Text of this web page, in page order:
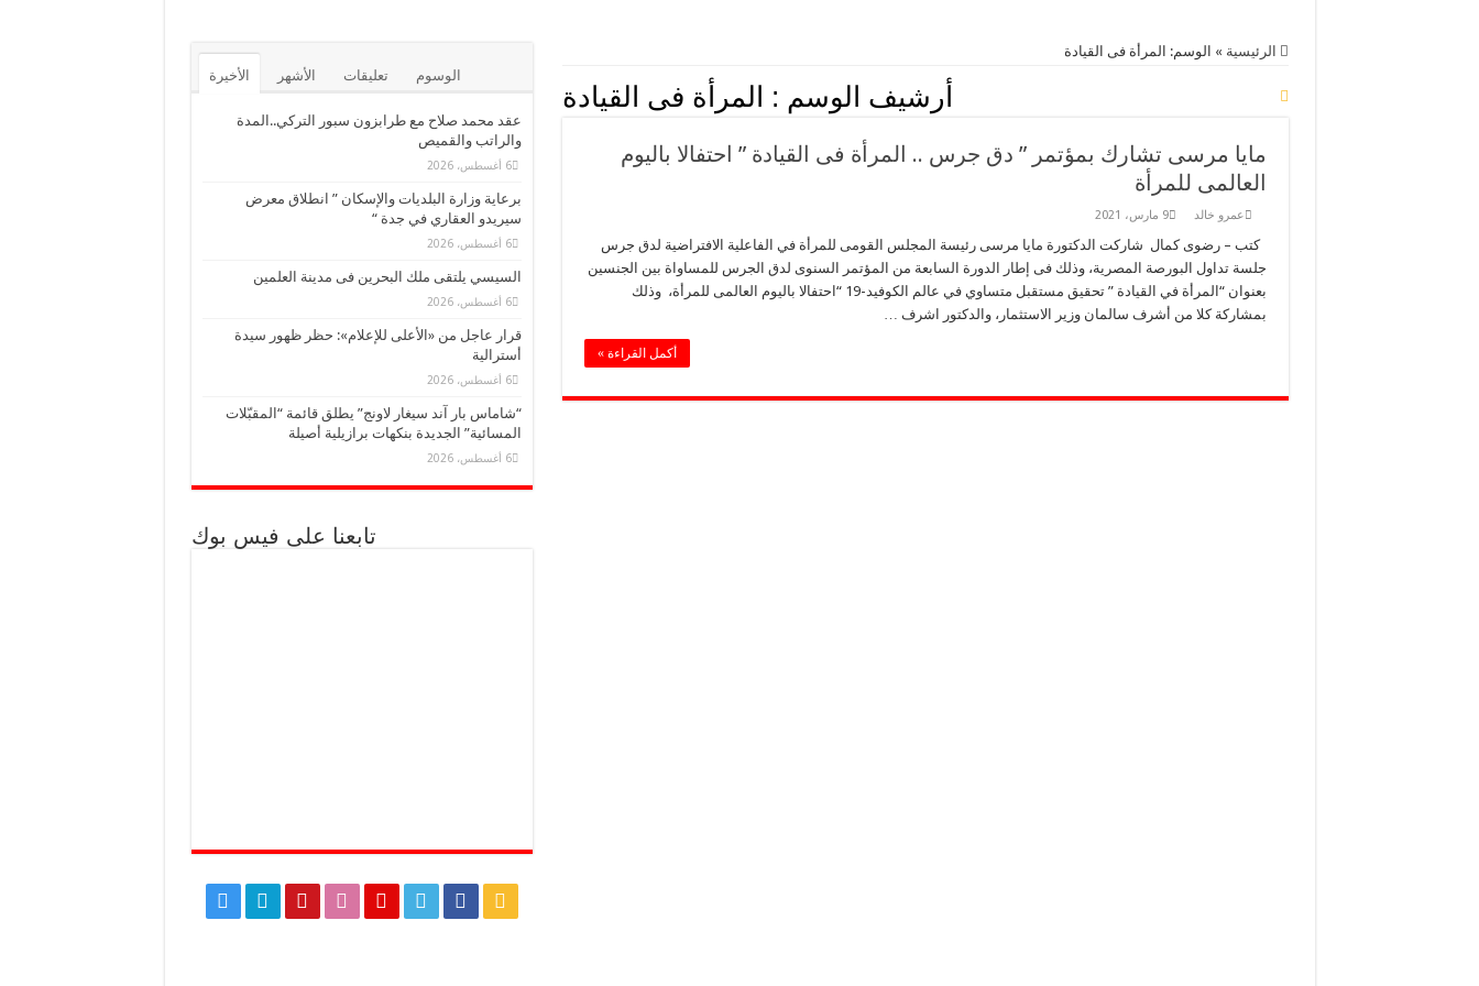
الرئيسية » الوسم: المرأة فى القيادة
أرشيف الوسم : المرأة فى القيادة
مايا مرسى تشارك بمؤتمر ” دق جرس .. المرأة فى القيادة ” احتفالا باليوم
العالمى للمرأة
عمرو خالد 9 مارس، 2021
كتب – رضوى كمال شاركت الدكتورة مايا مرسى رئيسة المجلس القومى للمرأة في الفاعلية الافتراضية لدق جرس
جلسة تداول البورصة المصرية، وذلك فى إطار الدورة السابعة من المؤتمر السنوى لدق الجرس للمساواة بين الجنسين
بعنوان “المرأة في القيادة ” تحقيق مستقبل متساوي في عالم الكوفيد-19 “احتفالا باليوم العالمى للمرأة، وذلك
بمشاركة كلا من أشرف سالمان وزير الاستثمار، والدكتور اشرف …
أكمل القراءة »
الأخيرة الأشهر تعليقات الوسوم
عقد محمد صلاح مع طرابزون سبور التركي..المدة
والراتب والقميص
6 أغسطس، 2026
برعاية وزارة البلديات والإسكان ” انطلاق معرض
سيريدو العقاري في جدة “
6 أغسطس، 2026
السيسي يلتقى ملك البحرين فى مدينة العلمين
6 أغسطس، 2026
قرار عاجل من «الأعلى للإعلام»: حظر ظهور سيدة
أسترالية
6 أغسطس، 2026
“شاماس بار آند سيغار لاونج” يطلق قائمة “المقبّلات
المسائية” الجديدة بنكهات برازيلية أصيلة
6 أغسطس، 2026
تابعنا على فيس بوك